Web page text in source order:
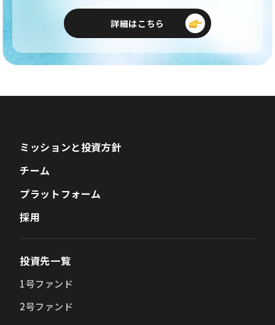
詳細はこちら
ミッションと投資方針
チーム
プラットフォーム
採用
投資先一覧
1号ファンド
2号ファンド